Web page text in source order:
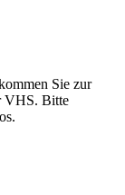
Sie zur
VHS. Bitte